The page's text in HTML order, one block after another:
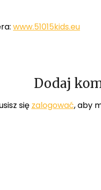
www.51015kids.eu
Dodaj
się zalogować, aby